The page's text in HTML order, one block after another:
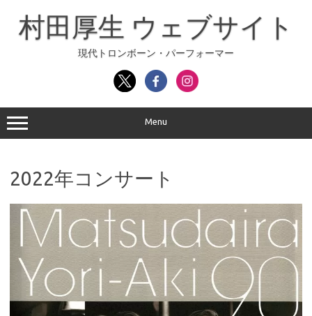
村田厚生 ウェブサイト
現代トロンボーン・パーフォーマー
Menu
2022年コンサート